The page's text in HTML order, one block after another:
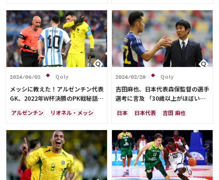
モロッコ
ブラジル
ドイツ
サウジアラビア
メキシコ
アメリカ
フランス
イングランド
日本
カナダ
韓国
セルビア
スイス
オーストラリア
カタール
ウェールズ
ブラジル
アルゼンチン
2024/06/02 Qoly
メッシに教えた！アルゼンチン代表
GK、2022年W杯決勝のPK戦秘話を
ーだ」
アルゼンチン
リオネル・メッシ
日本代表
2024/02/28 Qoly
吉田麻也、日本代表森保監督の選手
選考に言及 「30歳以上がほぼいな
日本 日本代表
吉田 麻也
ドイツ
イラン
イングランド
冨安 健洋